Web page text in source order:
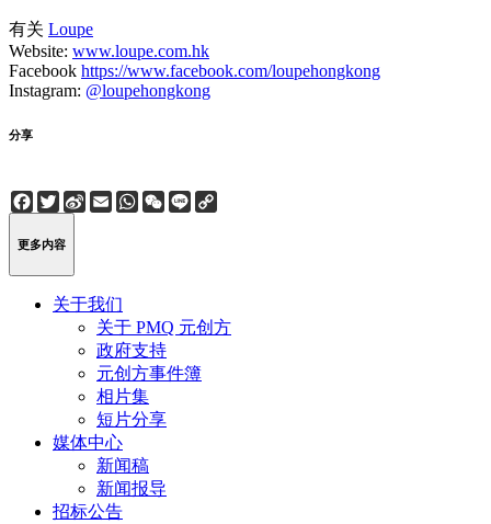
有关 Loupe
Website: www.loupe.com.hk
Facebook https://www.facebook.com/loupehongkong
Instagram: @loupehongkong
分享
Facebook
Twitter
Sina
Weibo
EmailWhatsApp
WeChat
Line
更多内容
关于我们
关于 PMQ 元创方
政府支持
元创方事件簿
相片集
短片分享
媒体中心
新闻稿
新闻报导
招标公告